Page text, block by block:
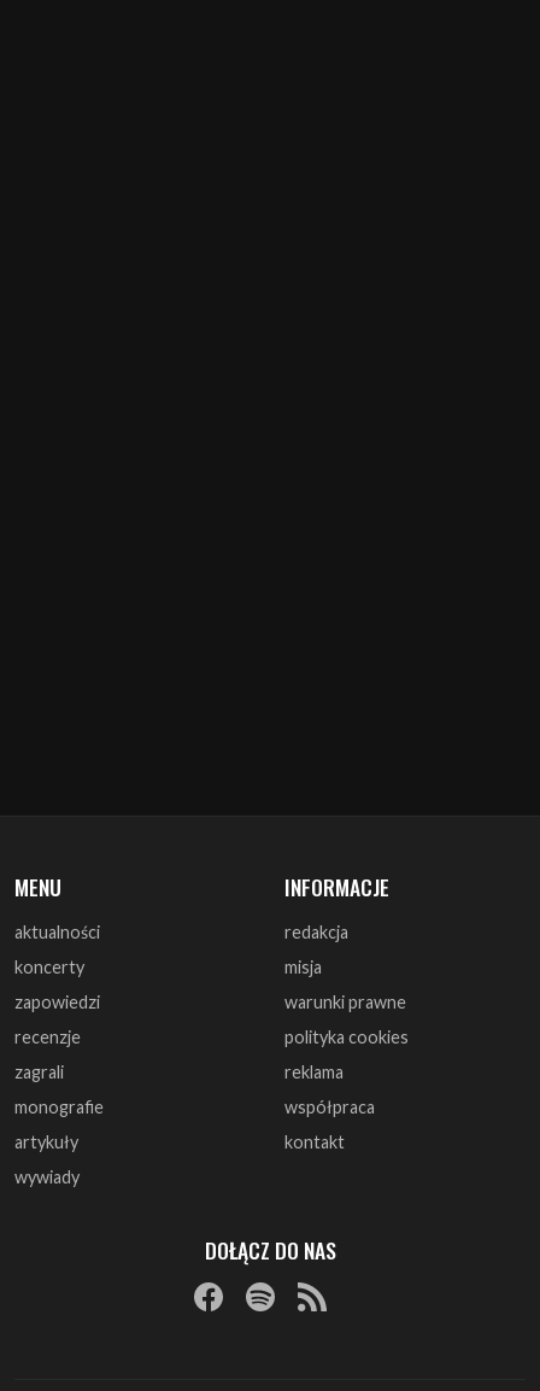
MENU
aktualności
koncerty
zapowiedzi
recenzje
zagrali
monografie
artykuły
wywiady
INFORMACJE
redakcja
misja
warunki prawne
polityka cookies
reklama
współpraca
kontakt
DOŁĄCZ DO NAS